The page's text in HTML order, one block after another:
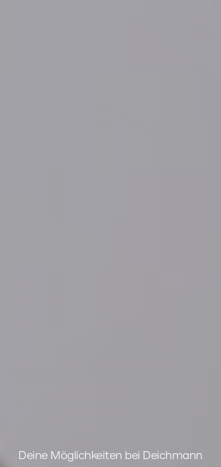
Deine Möglichkeiten bei Deichmann